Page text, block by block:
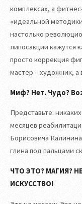
комплексах, а
«идеальной
настолько
липосакции кажутся
просто коррекция
мастер – художник,
Миф? Нет. Чудо?
Представьте:
месяцев
Борисовича
глина под пальцами
ЧТО ЭТО? МАГИЯ?
ИСКУССТВО!